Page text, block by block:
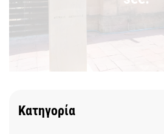
Κατηγορία